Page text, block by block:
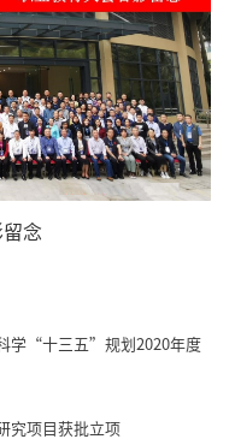
念
学“十三五”规划2020年度
究项目获批立项